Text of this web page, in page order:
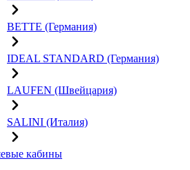
BETTE (Германия)
IDEAL STANDARD (Германия)
LAUFEN (Швейцария)
SALINI (Италия)
кабины